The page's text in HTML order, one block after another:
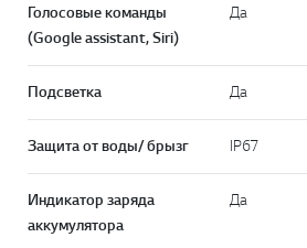
Голосовые команды
(Google assistant, Siri)
Да
Подсветка Да
Защита от воды/ брызг IP67
Индикатор заряда
аккумулятора
Да